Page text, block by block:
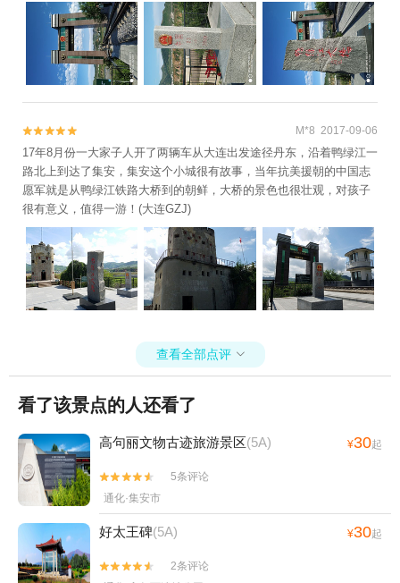

 M*8 2017-09-06
17年8月份一大家子人开了两辆车从大连出发途径丹东，沿着鸭绿江一
路北上到达了集安，集安这个小城很有故事，当年抗美援朝的中国志
愿军就是从鸭绿江铁路大桥到的朝鲜，大桥的景色也很壮观，对孩子
很有意义，值得一游！(大连GZJ)
查看全部点评 
看了该景点的人还看了
高句丽文物古迹旅游景区(5A) ¥30起


5条评论
通化·集安市
好太王碑(5A) ¥30起


2条评论